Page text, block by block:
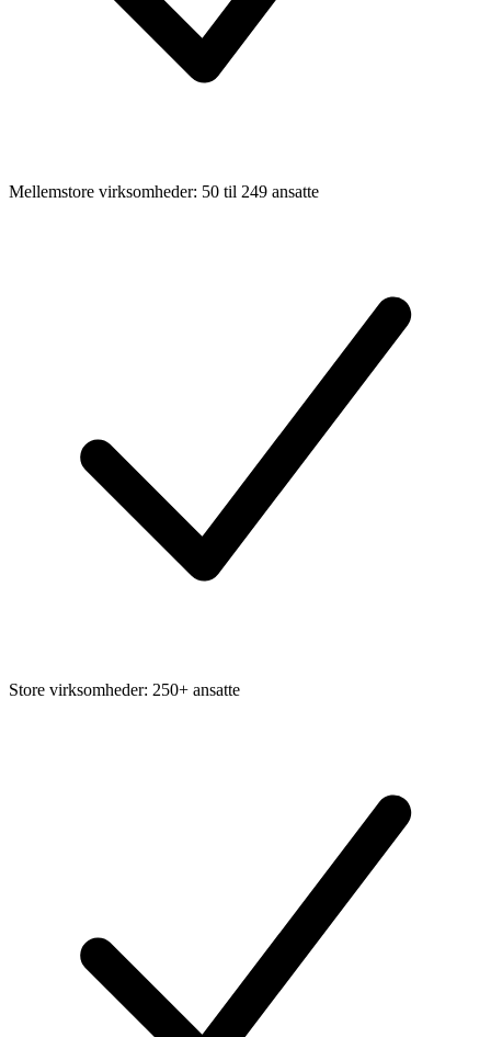
Mellemstore virksomheder: 50 til 249 ansatte
Store virksomheder: 250+ ansatte